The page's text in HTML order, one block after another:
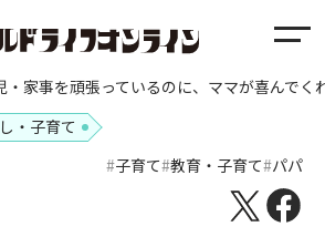
メ
ニ
ュ
・家事を頑張っているのに、ママが喜んで
・子育て
子育て 教育・子育て パパ